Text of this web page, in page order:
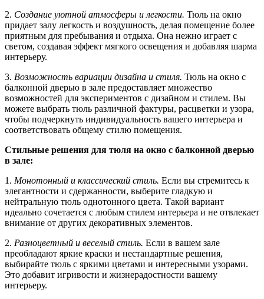
2. Создание уютной атмосферы и легкости. Тюль на окно
придает залу легкость и воздушность, делая помещение более
приятным для пребывания и отдыха. Она нежно играет с
светом, создавая эффект мягкого освещения и добавляя шарма
интерьеру.
3. Возможность вариации дизайна и стиля. Тюль на окно с
балконной дверью в зале предоставляет множество
возможностей для экспериментов с дизайном и стилем. Вы
можете выбрать тюль различной фактуры, расцветки и узора,
чтобы подчеркнуть индивидуальность вашего интерьера и
соответствовать общему стилю помещения.
Стильные решения для тюля на окно с балконной дверью
в зале:
1. Монотонный и классический стиль. Если вы стремитесь к
элегантности и сдержанности, выберите гладкую и
нейтральную тюль однотонного цвета. Такой вариант
идеально сочетается с любым стилем интерьера и не отвлекает
внимание от других декоративных элементов.
2. Разноцветный и веселый стиль. Если в вашем зале
преобладают яркие краски и нестандартные решения,
выбирайте тюль с яркими цветами и интересными узорами.
Это добавит игривости и жизнерадостности вашему
интерьеру.